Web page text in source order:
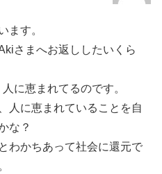
ます。
さまへお返ししたいくら
に恵まれてるのです。
人に恵まれていることを自
な？
わかちあって社会に還元で